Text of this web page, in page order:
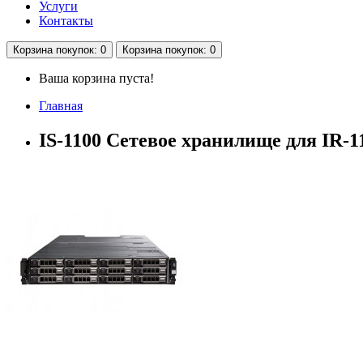
Услуги
Контакты
Корзинапокупок: 0 Корзинапокупок: 0
Ваша корзина пуста!
Главная
IS-1100 Сетевое хранилище для IR-